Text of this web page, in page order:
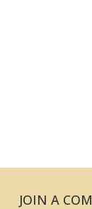
JOIN A